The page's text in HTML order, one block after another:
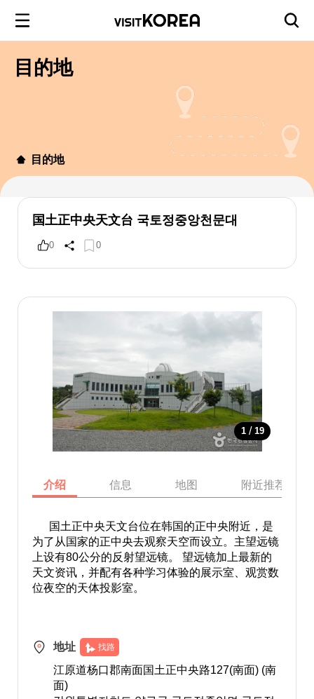
目的地
目的地
国土正中央天文台 국토정중앙천문대
0 0
1 / 19
介绍 信息 地图 附近推荐景点
国土正中央天文台位在韩国的正中央附近，是
为了从国家的正中央去观察天空而设立。主望远镜
上设有80公分的反射望远镜。 望远镜加上最新的
天文资讯，并配有各种学习体验的展示室、观赏数
位夜空的天体投影室。
地址 找路
江原道杨口郡南面国土正中央路127(南面) (南
面)